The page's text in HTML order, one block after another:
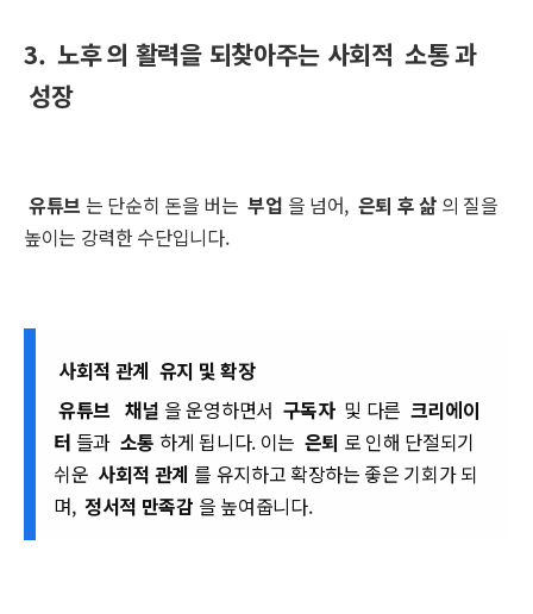
3. 노후의 활력을 되찾아주는 사회적 소통과
성장
유튜브 는 단순히 돈을 버는 부업 을 넘어, 은퇴 후 삶 의 질을
높이는 강력한 수단입니다.
사회적 관계 유지 및 확장
유튜브 채널 을 운영하면서 구독자 및 다른 크리에이
터 들과 소통 하게 됩니다. 이는 은퇴 로 인해 단절되기
쉬운 사회적 관계 를 유지하고 확장하는 좋은 기회가 되
며, 정서적 만족감 을 높여줍니다.